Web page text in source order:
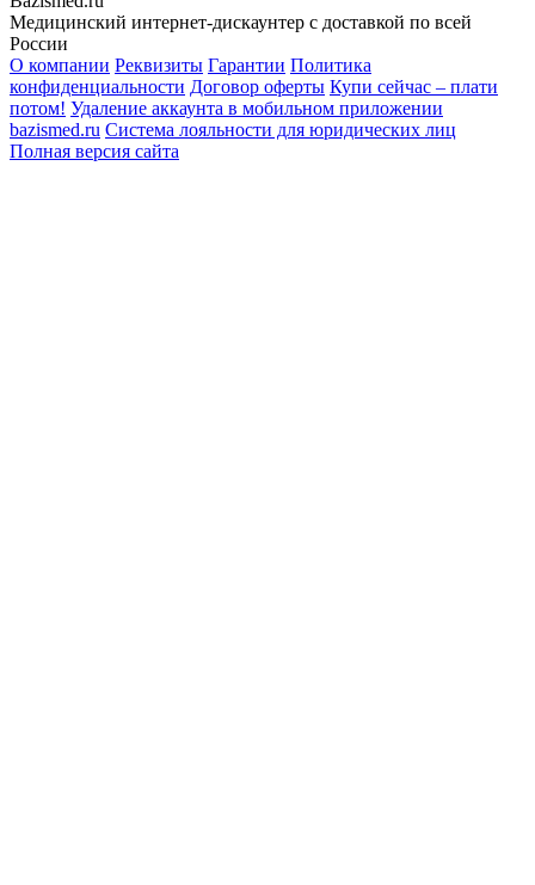
Медицинский интернет-дискаунтер с доставкой по всей
России
О компании Реквизиты Гарантии Политика
конфиденциальности Договор оферты Купи сейчас – плати
потом! Удаление аккаунта в мобильном приложении
bazismed.ru Система лояльности для юридических лиц
Полная версия сайта